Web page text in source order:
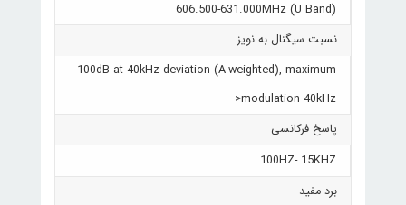
606.500-631.000MHz (U Band)
نسبت سیگنال به نویز
100dB at 40kHz deviation (A-weighted), maximum
modulation 40kHz<
پاسخ فرکانسی
100HZ- 15KHZ
برد مفید